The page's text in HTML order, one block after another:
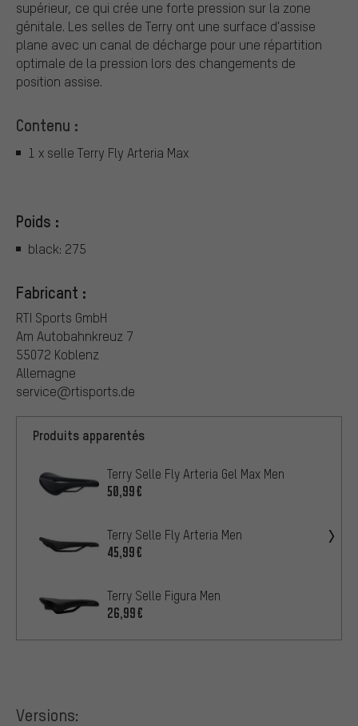
supérieur, ce qui crée une forte pression sur la zone
génitale. Les selles de Terry ont une surface d'assise
plane avec un canal de décharge pour une répartition
optimale de la pression lors des changements de
position assise.
Contenu :
1 x selle Terry Fly Arteria Max
Poids :
black: 275
Fabricant :
RTI Sports GmbH
Am Autobahnkreuz 7
55072 Koblenz
Allemagne
service@rtisports.de
Produits apparentés
Terry Selle Fly Arteria Gel Max Men
50,99€
Terry Selle Fly Arteria Men
45,99€
Terry Selle Figura Men
26,99€
Versions: